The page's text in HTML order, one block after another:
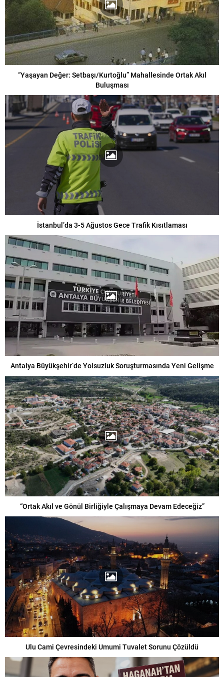
“Yaşayan Değer: Setbaşı/Kurtoğlu” Mahallesinde Ortak Akıl
Buluşması
İstanbul’da 3-5 Ağustos Gece Trafik Kısıtlaması
Antalya Büyükşehir’de Yolsuzluk Soruşturmasında Yeni Gelişme
“Ortak Akıl ve Gönül Birliğiyle Çalışmaya Devam Edeceğiz”
Ulu Cami Çevresindeki Umumi Tuvalet Sorunu Çözüldü